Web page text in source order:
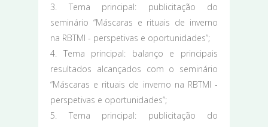
3. Tema principal: publicitação do
seminário “Máscaras e rituais de inverno
na RBTMI - perspetivas e oportunidades”;
4. Tema principal: balanço e principais
resultados alcançados com o seminário
“Máscaras e rituais de inverno na RBTMI -
perspetivas e oportunidades”;
5. Tema principal: publicitação do